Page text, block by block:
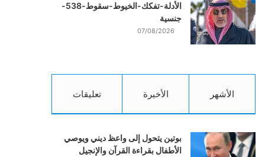
الأدلة-تفكك-الخيوط-سقوط-538-
جنسية
07/08/2026
الأشهر الأخيرة تعليقات
بوتين يتحول إلى واعظ ديني ويوصي
الأطفال بقراءة القرآن والإنجيل